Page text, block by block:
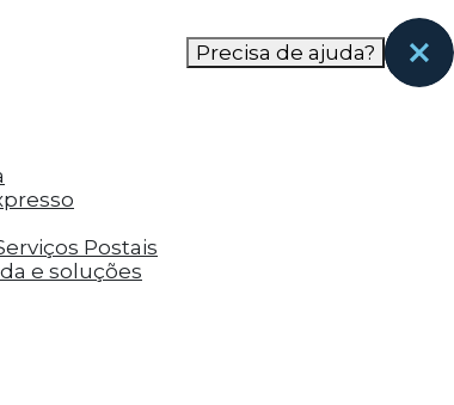
que eles visitaram antes e analisar a
Precisa de ajuda?
Postais
e soluções